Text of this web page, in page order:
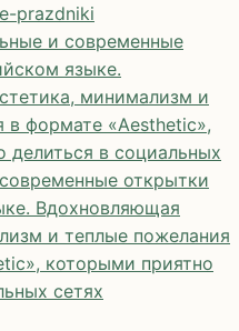
prazdniki
и современные
языке.
минимализм и
в формате «Aesthetic»,
делиться в социальных
открытки
Вдохновляющая
и теплые пожелания
которыми приятно
сетях